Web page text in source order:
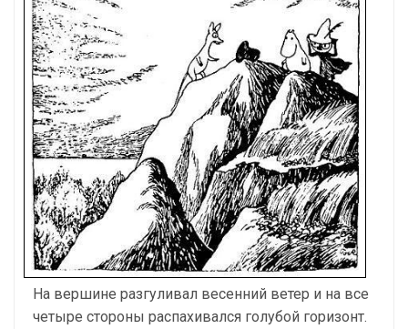
На вершине разгуливал весенний ветер и на все
четыре стороны распахивался голубой горизонт.